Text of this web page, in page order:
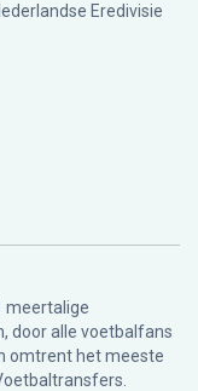
Eredivisie
meertalige
door alle voetbalfans
omtrent het meeste